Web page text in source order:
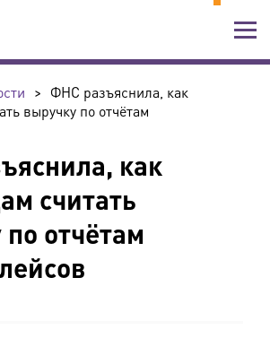
> ФНС разъяснила, как
выручку по отчётам
как
считать
отчётам